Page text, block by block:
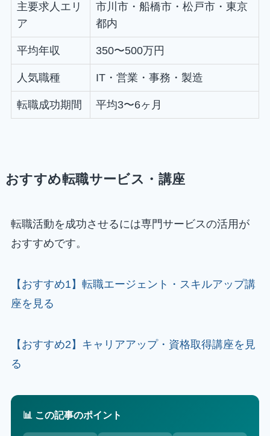
主要求人エリ
ア
市川市・船橋市・松戸市・東京
都内
平均年収 350〜500万円
人気職種 IT・営業・事務・製造
転職成功期間 平均3〜6ヶ月
おすすめ転職サービス・講座
転職活動を成功させるには専門サービスの活用が
おすすめです。
【おすすめ1】転職エージェント・スキルアップ講
座を見る
【おすすめ2】キャリアアップ・資格取得講座を見
る
📊 この記事のポイント